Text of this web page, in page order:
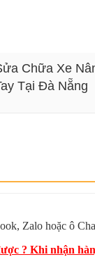
Chữa Xe
Tại Đà Nẵng
Zalo hoặc ô
? Khi nhận